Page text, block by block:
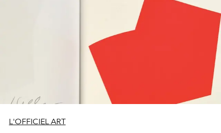
analyser le legs esthétique du tumultueux génie auprès
des artistes contemporains a été le déclencheur de cet
L'OFFICIEL ART